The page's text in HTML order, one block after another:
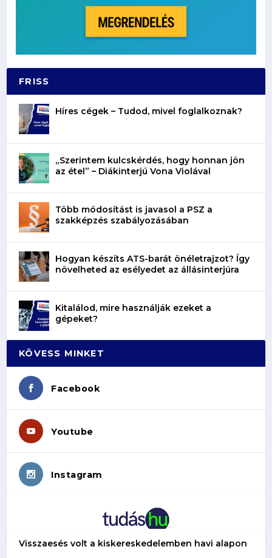
FRISS
Híres cégek – Tudod, mivel foglalkoznak?
„Szerintem kulcskérdés, hogy honnan jön
az étel” – Diákinterjú Vona Violával
Több módosítást is javasol a PSZ a
szakképzés szabályozásában
Hogyan készíts ATS-barát önéletrajzot? Így
növelheted az esélyedet az állásinterjúra
Kitalálod, mire használják ezeket a
gépeket?
KÖVESS MINKET
Facebook
Youtube
Instagram
Visszaesés volt a kiskereskedelemben havi alapon